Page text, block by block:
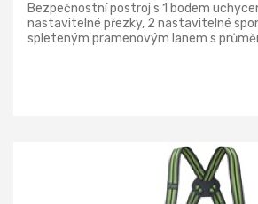
Bezpečnostní postroj s 1 bodem
nastavitelné přezky, 2 nastavitelné
spleteným pramenovým lanem s